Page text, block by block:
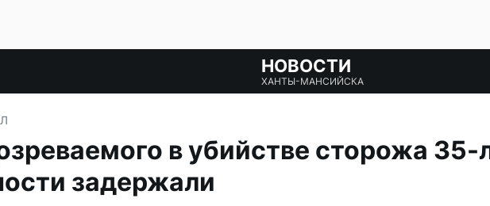
НОВОСТИ
ХАНТЫ-МАНСИЙСКА
в убийстве сторожа 35-
задержали